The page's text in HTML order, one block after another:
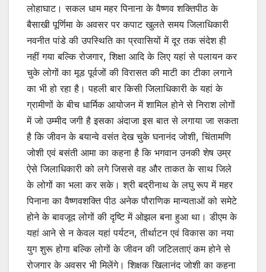
लोहाघाट। सकल धाम महर पिनाना के वैष्णव शक्तिपीठ के
बैसाखी पूर्णिमा के अवसर पर कपाट खुलते समय जिलाधिकारी
नवनीत पांडे की उपस्थिति का प्रवासियों में दूर तक संदेश ही
नहीं गया बल्कि रोजगार, शिक्षा आदि के लिए यहां से पलायन कर
चुके लोगों का मूड पूर्वजों की विरासत की माटी का टीका लगाने
का भी हो रहा है। पहली बार किसी जिलाधिकारी के यहां के
ग्रामीणों के बीच धार्मिक आयोजन में शामिल होने से निराश लोगों
में जो उम्मीद जगी है इसका अंदाजा इस बात से लगाया जा सकता
है कि जीवन के बयान्वे वसंत देख चुके घनानंद जोशी, चिंतामणि
जोशी एवं बसंती आमा का कहना है कि भगवान उनकी शेष उम्र
ऐसे जिलाधिकारी को लगे जिससे वह और ताकत के साथ जिले
के लोगों का भला कर सके। श्री बद्रीनाथ के लघु रूप में महर
पिनाना का वैष्णवशक्ति पीठ अनेक पौराणिक मान्यताओं को समेटे
होने के बावजूद लोगों की दृष्टि में ओझल बना हुआ था। डीएम के
यहां आने से न केवल यहां पर्यटन, तीर्थाटन एवं विकास का नया
युग शुरू होगा बल्कि लोगों के जीवन की जटिलताएं कम होने से
रोजगार के अवसर भी मिलेंगे। शिक्षक खिलानंद जोशी का कहना